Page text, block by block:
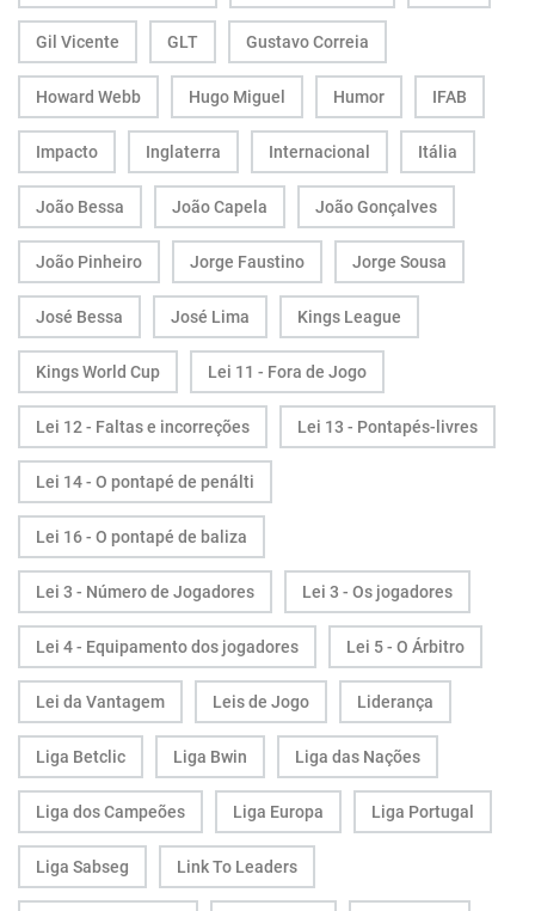
Gil Vicente GLT Gustavo Correia
Howard Webb Hugo Miguel Humor IFAB
Impacto Inglaterra Internacional Itália
João Bessa João Capela João Gonçalves
João Pinheiro Jorge Faustino Jorge Sousa
José Bessa José Lima Kings League
Kings World Cup Lei 11 - Fora de Jogo
Lei 12 - Faltas e incorreções Lei 13 - Pontapés-livres
Lei 14 - O pontapé de penálti
Lei 16 - O pontapé de baliza
Lei 3 - Número de Jogadores Lei 3 - Os jogadores
Lei 4 - Equipamento dos jogadores Lei 5 - O Árbitro
Lei da Vantagem Leis de Jogo Liderança
Liga Betclic Liga Bwin Liga das Nações
Liga dos Campeões Liga Europa Liga Portugal
Liga Sabseg Link To Leaders